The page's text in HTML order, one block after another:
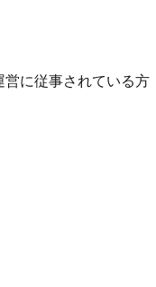
営に従事されている方